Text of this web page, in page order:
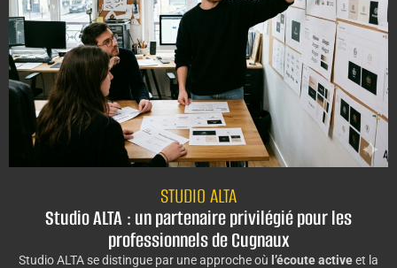
STUDIO ALTA
Studio ALTA : un partenaire privilégié pour les
professionnels de Cugnaux
Studio ALTA se distingue par une approche où l’écoute activeet la